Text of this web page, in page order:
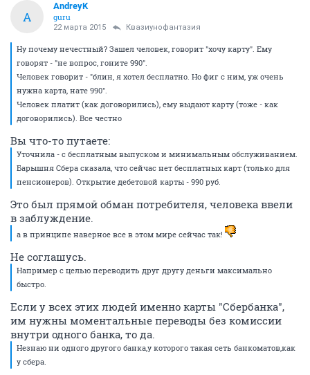
A
AndreyK
guru
22 марта 2015 Квазиунофантазия
Ну почему нечестный? Зашел человек, говорит "хочу карту". Ему
говорят - "не вопрос, гоните 990".
Человек говорит - "блин, я хотел бесплатно. Но фиг с ним, уж очень
нужна карта, нате 990".
Человек платит (как договорились), ему выдают карту (тоже - как
договорились). Все честно
Вы что-то путаете:
Уточнила - с бесплатным выпуском и минимальным обслуживанием.
Барышня Сбера сказала, что сейчас нет бесплатных карт (только для
пенсионеров). Открытие дебетовой карты - 990 руб.
Это был прямой обман потребителя, человека ввели
в заблуждение.
а в принципе наверное все в этом мире сейчас так!
Не соглашусь.
Например с целью переводить друг другу деньги максимально
быстро.
Если у всех этих людей именно карты "Сбербанка",
им нужны моментальные переводы без комиссии
внутри одного банка, то да.
Незнаю ни одного другого банка,у которого такая сеть банкоматов,как
у сбера.